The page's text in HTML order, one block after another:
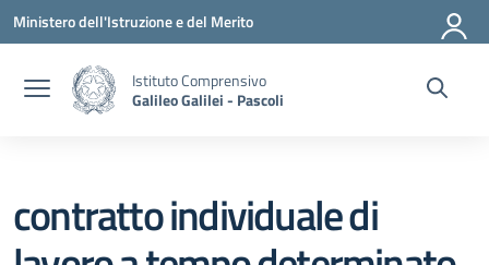
Vai ai contenuti
Vai al menu di navigazione
Vai al footer
Ministero dell'Istruzione e del Merito
Istituto Comprensivo
Galileo Galilei - Pascoli
contratto individuale di